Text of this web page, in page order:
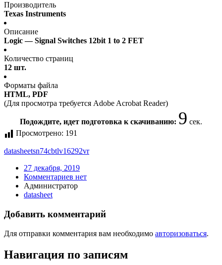
Производитель
Texas Instruments
Описание
Logic — Signal Switches 12bit 1 to 2 FET
Количество страниц
12 шт.
Форматы файла
HTML, PDF
(Для просмотра требуется Adobe Acrobat Reader)
Подождите, идет подготовка к скачиванию: 9 сек.
Просмотрено: 191
datasheetsn74cbtlv16292vr
27 декабря, 2019
Комментариев нет
Администратор
datasheet
Добавить комментарий
Для отправки комментария вам необходимо авторизоваться.
Навигация по записям